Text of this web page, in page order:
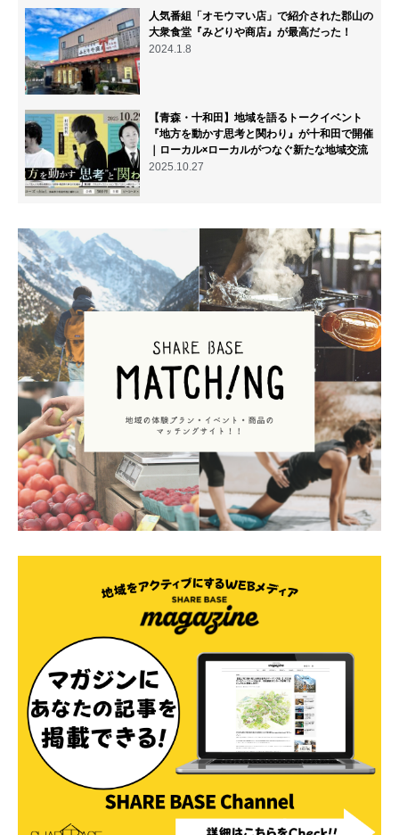
人気番組「オモウマい店」で紹介された郡山の
大衆食堂『みどりや商店』が最高だった！
2024.1.8
【青森・十和田】地域を語るトークイベント
『地方を動かす思考と関わり』が十和田で開催
｜ローカル×ローカルがつなぐ新たな地域交流
2025.10.27